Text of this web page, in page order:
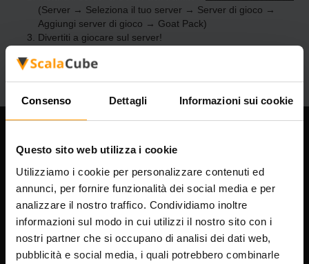
Consenso Dettagli Informazioni sui cookie
Questo sito web utilizza i cookie
Utilizziamo i cookie per personalizzare contenuti ed
annunci, per fornire funzionalità dei social media e per
analizzare il nostro traffico. Condividiamo inoltre
informazioni sul modo in cui utilizzi il nostro sito con i
nostri partner che si occupano di analisi dei dati web,
pubblicità e social media, i quali potrebbero combinarle
(Server → Seleziona il tuo server → Server di gioco →
Aggiungi server di gioco → Goat Pack)
Divertiti a giocare sul server!
Scalable Hosting Solutions OÜ
Codice di registrazione: 14652605
Partita IVA: EE102133820
Indirizzo: Harju maakond, Tallinn, Kesklinna linnaosa,